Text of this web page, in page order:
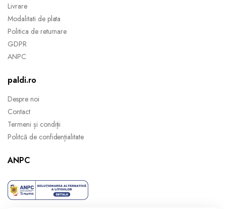
Livrare
Modalitati de plata
Politica de returnare
GDPR
ANPC
paldi.ro
Despre noi
Contact
Termeni și condiții
Politcă de confidențialitate
ANPC